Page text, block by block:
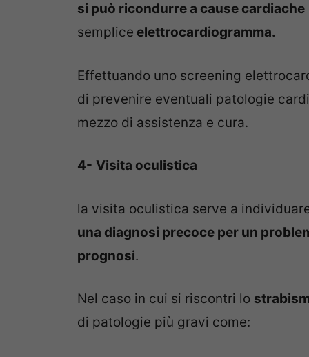
si può ricondurre a cause cardiache
semplice elettrocardiogramma.
Effettuando uno screening
di prevenire eventuali patologie
mezzo di assistenza e cura.
4- Visita oculistica
la visita oculistica serve a
una diagnosi precoce per un
prognosi.
Nel caso in cui si riscontri lo
di patologie più gravi come: